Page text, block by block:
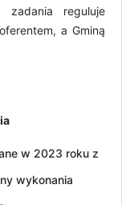
zadania reguluje
a Gminą
w 2023 roku z
wykonania